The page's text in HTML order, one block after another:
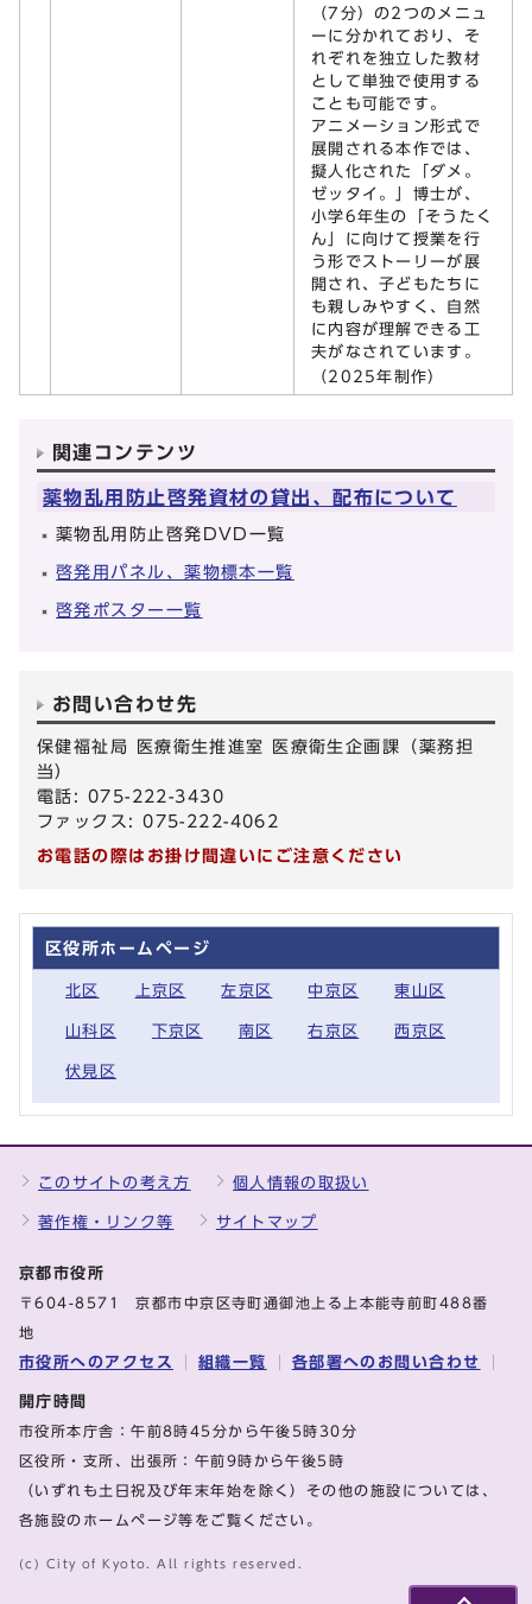
（7分）の2つのメニュ
ーに分かれており、そ
れぞれを独立した教材
として単独で使用する
ことも可能です。
アニメーション形式で
展開される本作では、
擬人化された「ダメ。
ゼッタイ。」博士が、
小学6年生の「そうたく
ん」に向けて授業を行
う形でストーリーが展
開され、子どもたちに
も親しみやすく、自然
に内容が理解できる工
夫がなされています。
（2025年制作）
関連コンテンツ
薬物乱用防止啓発資材の貸出、配布について
薬物乱用防止啓発DVD一覧
啓発用パネル、薬物標本一覧
啓発ポスター一覧
お問い合わせ先
保健福祉局 医療衛生推進室 医療衛生企画課（薬務担
当）
電話: 075-222-3430
ファックス: 075-222-4062
お電話の際はお掛け間違いにご注意ください
区役所ホームページ
北区 上京区 左京区 中京区 東山区
山科区 下京区 南区 右京区 西京区
伏見区
このサイトの考え方 個人情報の取扱い
著作権・リンク等 サイトマップ
京都市役所
〒604-8571 京都市中京区寺町通御池上る上本能寺前町488番
地
市役所へのアクセス 組織一覧 各部署へのお問い合わせ
開庁時間
市役所本庁舎：午前8時45分から午後5時30分
区役所・支所、出張所：午前9時から午後5時
（いずれも土日祝及び年末年始を除く）その他の施設については、
各施設のホームページ等をご覧ください。
(c) City of Kyoto. All rights reserved.